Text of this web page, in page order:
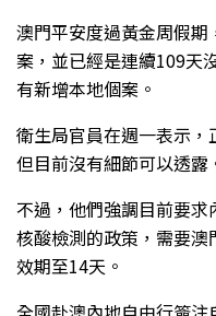
澳門平安度過黃金周假
案，並已經是連續109天
有新增本地個案。
衛生局官員在週一表示，
但目前沒有細節可以透露
不過，他們強調目前要
核酸檢測的政策，需要
效期至14天。